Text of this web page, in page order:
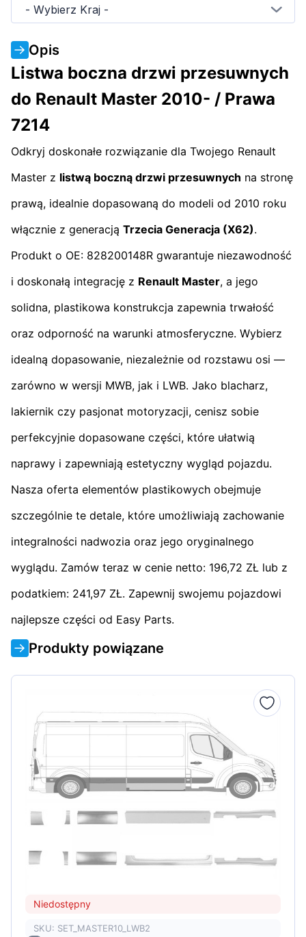
- Wybierz Kraj -
Opis
Listwa boczna drzwi przesuwnych
do Renault Master 2010- / Prawa
7214
Odkryj doskonałe rozwiązanie dla Twojego Renault
Master z listwą boczną drzwi przesuwnych na stronę
prawą, idealnie dopasowaną do modeli od 2010 roku
włącznie z generacją Trzecia Generacja (X62).
Produkt o OE: 828200148R gwarantuje niezawodność
i doskonałą integrację z Renault Master, a jego
solidna, plastikowa konstrukcja zapewnia trwałość
oraz odporność na warunki atmosferyczne. Wybierz
idealną dopasowanie, niezależnie od rozstawu osi —
zarówno w wersji MWB, jak i LWB. Jako blacharz,
lakiernik czy pasjonat motoryzacji, cenisz sobie
perfekcyjnie dopasowane części, które ułatwią
naprawy i zapewniają estetyczny wygląd pojazdu.
Nasza oferta elementów plastikowych obejmuje
szczególnie te detale, które umożliwiają zachowanie
integralności nadwozia oraz jego oryginalnego
wyglądu. Zamów teraz w cenie netto: 196,72 ZŁ lub z
podatkiem: 241,97 ZŁ. Zapewnij swojemu pojazdowi
najlepsze części od Easy Parts.
Produkty powiązane
Niedostępny
SKU: SET_MASTER10_LWB2